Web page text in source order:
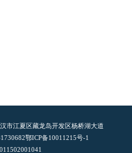
市江夏区藏龙岛开发区杨桥湖大道
鄂ICP备10011215号-1